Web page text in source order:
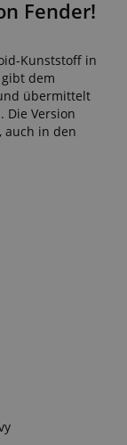
Fender!
Kunststoff in
dem
übermittelt
Die Version
auch in den